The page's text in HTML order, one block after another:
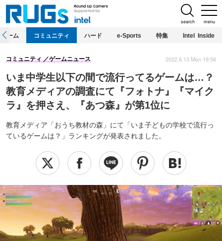
menu
search
ホーム コミュニティ ハード e-Sports 特集 Intel Inside
いま中学生以下の間で流行ってるゲームは…？
教育メディアの調査にて『フォトナ』『マイク
ラ』を押さえ、『あつ森』が第1位に
教育メディア「おうち教材の森」にて「いま子どもの学校で流行っ
ているゲームは？」ランキングが発表されました。
コミュニティ ゲームニュース 2022.6.13 Mon 19:56